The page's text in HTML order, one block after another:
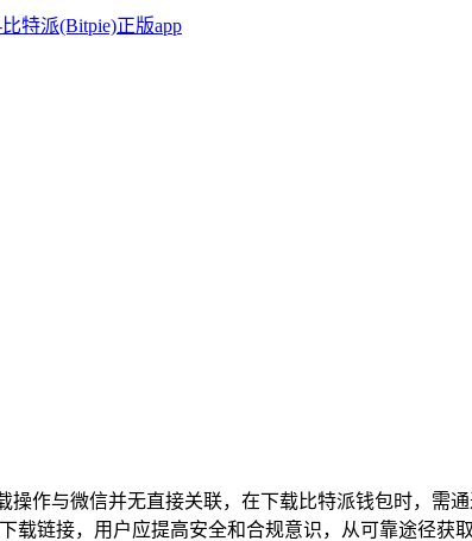
操作与微信并无直接关联，在下载比特派钱包时，需
载链接，用户应提高安全和合规意识，从可靠途径获